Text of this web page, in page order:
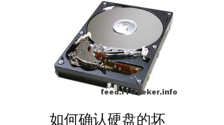
如何确认硬盘的坏